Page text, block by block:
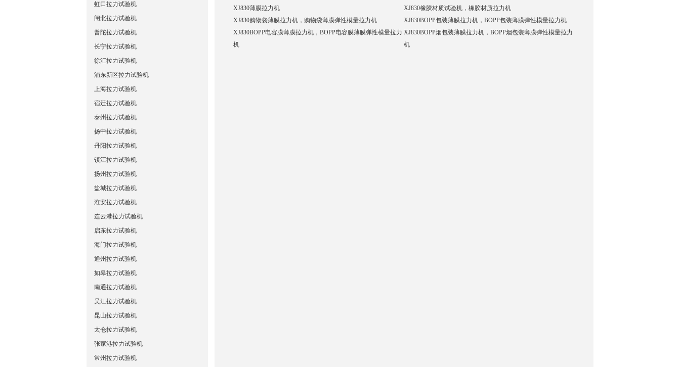
XJ830薄膜拉力机
XJ830橡胶材质试验机，橡胶材质拉力机
XJ830购物袋薄膜拉力机，购物袋薄膜弹性模量拉力机
XJ830BOPP包装薄膜拉力机，BOPP包装薄膜弹性模量拉力机
XJ830BOPP电容膜薄膜拉力机，BOPP电容膜薄膜弹性模量拉力
机
XJ830BOPP烟包装薄膜拉力机，BOPP烟包装薄膜弹性模量拉力
机
虹口拉力试验机
闸北拉力试验机
普陀拉力试验机
长宁拉力试验机
徐汇拉力试验机
浦东新区拉力试验机
上海拉力试验机
宿迁拉力试验机
泰州拉力试验机
扬中拉力试验机
丹阳拉力试验机
镇江拉力试验机
扬州拉力试验机
盐城拉力试验机
淮安拉力试验机
连云港拉力试验机
启东拉力试验机
海门拉力试验机
通州拉力试验机
如皋拉力试验机
南通拉力试验机
吴江拉力试验机
昆山拉力试验机
太仓拉力试验机
张家港拉力试验机
常州拉力试验机